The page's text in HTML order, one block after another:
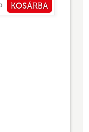
KOSÁRBA